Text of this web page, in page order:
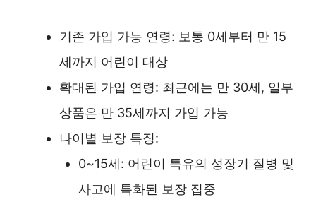
기존 가입 가능 연령: 보통 0세부터 만 15
세까지 어린이 대상
확대된 가입 연령: 최근에는 만 30세, 일부
상품은 만 35세까지 가입 가능
나이별 보장 특징:
0~15세: 어린이 특유의 성장기 질병 및
사고에 특화된 보장 집중